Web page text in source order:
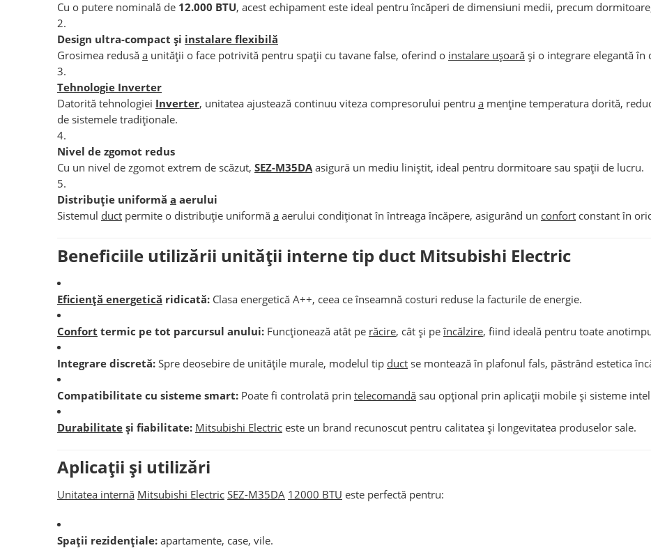
Cu o putere nominală de 12.000 BTU, acest echipament este ideal pentru încăperi de dimensiuni medii, precum
Design ultra-compact și instalare flexibilă
Grosimea redusă a unității o face potrivită pentru spații cu tavane false, oferind o instalare ușoară și o integrare elegantă în
Tehnologie Inverter
Datorită tehnologiei Inverter, unitatea ajustează continuu viteza compresorului pentru a menține temperatura dorită,
de sistemele tradiționale.
Nivel de zgomot redus
Cu un nivel de zgomot extrem de scăzut, SEZ-M35DAasigură un mediu liniștit, ideal pentru dormitoare sau spații de lucru.
Distribuție uniformă a aerului
Sistemul duct permite o distribuție uniformă a aerului condiționat în întreaga încăpere, asigurând un confort constant în
Beneficiile utilizării unității interne tip duct Mitsubishi Electric
Eficiență energetică ridicată: Clasa energetică A++, ceea ce înseamnă costuri reduse la facturile de energie.
Confort termic pe tot parcursul anului: Funcționează atât pe răcire, cât și peîncălzire, fiind ideală pentru toate
Integrare discretă: Spre deosebire de unitățile murale, modelul tip duct se montează în plafonul fals, păstrând estetica
Compatibilitate cu sisteme smart: Poate fi controlată prin telecomandă sau opțional prin aplicații mobile și sisteme
Durabilitate și fiabilitate: Mitsubishi Electric este un brand recunoscut pentru calitatea și longevitatea produselor sale.
Aplicații și utilizări
Unitatea internă Mitsubishi Electric SEZ-M35DA 12000 BTU este perfectă pentru:
Spații rezidențiale: apartamente, case, vile.